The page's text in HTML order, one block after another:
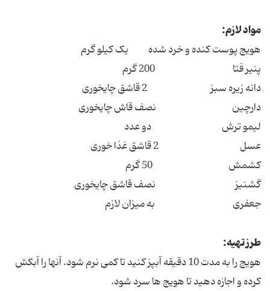
مواد لازم:
هویج پوست کنده و خرد شده یک کیلو گرم
پنیر فتا 200 گرم
دانه زیره سبز 2 قاشق چایخوری
دارچین نصف قاش چایخوری
لیمو ترش دو عدد
عسل 2 قاشق غذا خوری
کشمش 50 گرم
گشنیز نصف قاشق چایخوری
جعفری به میزان لازم
طرز تهیه:
هویج را به مدت 10 دقیقه آبپز کنید تا کمی نرم شود. آنها را آبکش
کرده و اجازه دهید تا هویج ها سرد شود.